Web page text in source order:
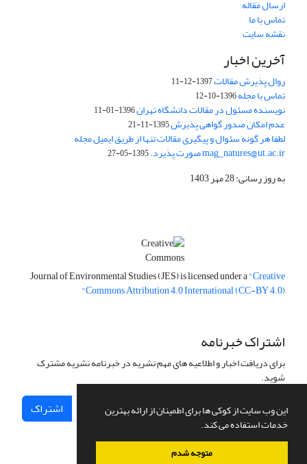
این وب سایت از کوکی ها برای اطمینان از ارائه بهترین
خدمات استفاده می کند.
متوجه شدم
ارسال مقاله
تماس با ما
نقشه سایت
آخرین اخبار
روال پذیرش مقالات1397-12-11
تماس با مجله1396-10-12
نویسنده مسئول در مقالات دانشگاه تهران1396-01-11
عدم امکان صدور گواهی پذیرش1395-11-21
لطفا هر گونه سئوال و پیگیری مقالات تنها از طریق ایمیل مجله
mag_natures@ut.ac.ir صورت پذیرد. 1395-05-27
به روز رسانی: 28 مهر 1403
Journal of Environmental Studies (JES) is licensed under a"Creative
Commons Attribution 4.0 International (CC-BY 4.0)"
اشتراک خبرنامه
برای دریافت اخبار و اطلاعیه های مهم نشریه در خبرنامه نشریه مشترک
شوید.
اشتراک